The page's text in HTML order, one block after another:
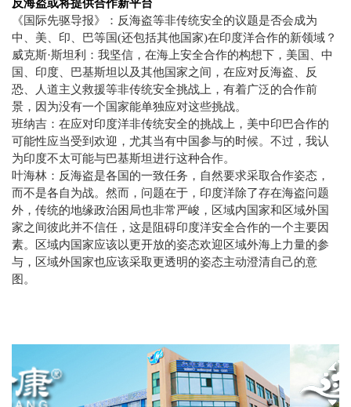
反海盗或将提供合作新平台
《国际先驱导报》：反海盗等非传统安全的议题是否会成为
中、美、印、巴等国(还包括其他国家)在印度洋合作的新领域？
威克斯·斯坦利：我坚信，在海上安全合作的构想下，美国、中
国、印度、巴基斯坦以及其他国家之间，在应对反海盗、反
恐、人道主义救援等非传统安全挑战上，有着广泛的合作前
景，因为没有一个国家能单独应对这些挑战。
班纳吉：在应对印度洋非传统安全的挑战上，美中印巴合作的
可能性应当受到欢迎，尤其当有中国参与的时候。不过，我认
为印度不太可能与巴基斯坦进行这种合作。
叶海林：反海盗是各国的一致任务，自然要求采取合作姿态，
而不是各自为战。然而，问题在于，印度洋除了存在海盗问题
外，传统的地缘政治困局也非常严峻，区域内国家和区域外国
家之间彼此并不信任，这是阻碍印度洋安全合作的一个主要因
素。区域内国家应该以更开放的姿态欢迎区域外海上力量的参
与，区域外国家也应该采取更透明的姿态主动澄清自己的意
图。